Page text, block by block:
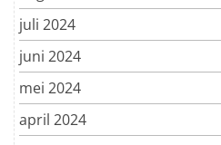
juli 2024
juni 2024
mei 2024
april 2024